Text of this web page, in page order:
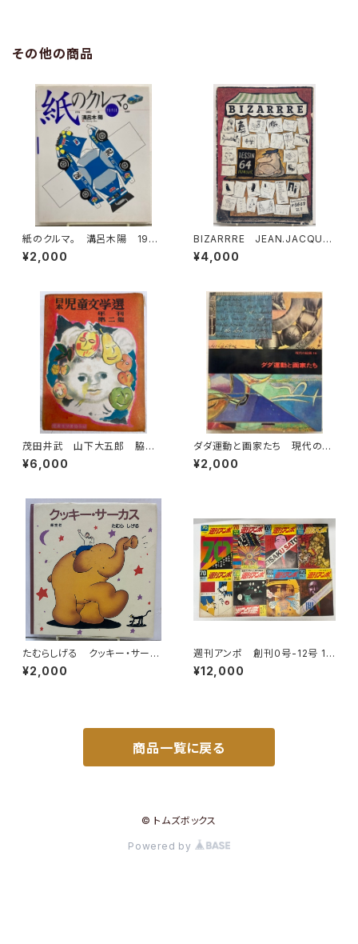
その他の商品
紙のクルマ。 溝呂木陽 1994
年初版の1996年重刷 二玄社
¥2,000
BIZARRRE JEAN.JACQUE
S PAUVERT編 1964年 BI
ZARRE36-37
¥4,000
茂田井武 山下大五郎 脇田
和 日本児童文学選 年刊第
二集 児童文学者協会 編 昭
¥6,000
ダダ運動と画家たち 現代の絵
画16 1973年 平凡社
¥2,000
たむらしげる クッキー・サーカ
ス 1992年 初版 架空社
¥2,000
週刊アンポ 創刊０号-12号 13
冊 小田実 1970年 アンポ
社
¥12,000
商品一覧に戻る
© トムズボックス
Powered by